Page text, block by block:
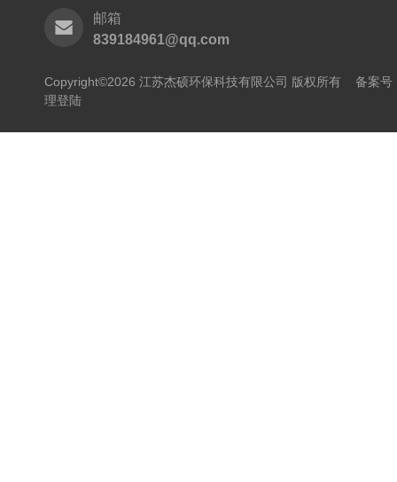
邮箱
839184961@qq.com
Copyright©2026 江苏杰硕环保科技有限公司 版权所有 备案号
理登陆